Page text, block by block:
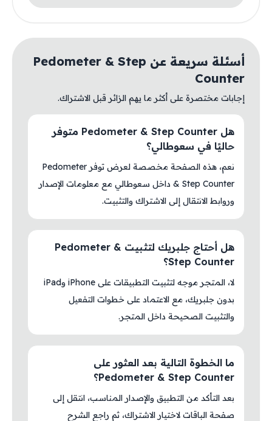
أسئلة سريعة عن Pedometer & Step
Counter
إجابات مختصرة على أكثر ما يهم الزائر قبل الاشتراك.
هل Pedometer & Step Counter متوفر
حاليًا في سعوطالي؟
نعم، هذه الصفحة مخصصة لعرض توفر Pedometer
& Step Counter داخل سعوطالي مع معلومات الإصدار
وروابط الانتقال إلى الاشتراك والتثبيت.
هل أحتاج جلبريك لتثبيت Pedometer &
Step Counter؟
لا، المتجر موجه لتثبيت التطبيقات على iPhone وiPad
بدون جلبريك، مع الاعتماد على خطوات التفعيل
والتثبيت الصحيحة داخل المتجر.
ما الخطوة التالية بعد العثور على
Pedometer & Step Counter؟
بعد التأكد من التطبيق والإصدار المناسب، انتقل إلى
صفحة الباقات لاختيار الاشتراك، ثم راجع الشرح